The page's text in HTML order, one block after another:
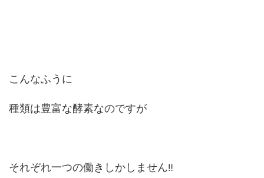
こんなふうに
種類は豊富な酵素なのですが
それぞれ一つの働きしかしません‼